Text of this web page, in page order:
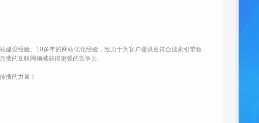
设经验、10多年的网站优化经验，致力于为客户提供更符合搜索引擎收
的互联网领域获得更强的竞争力。
播的力量！